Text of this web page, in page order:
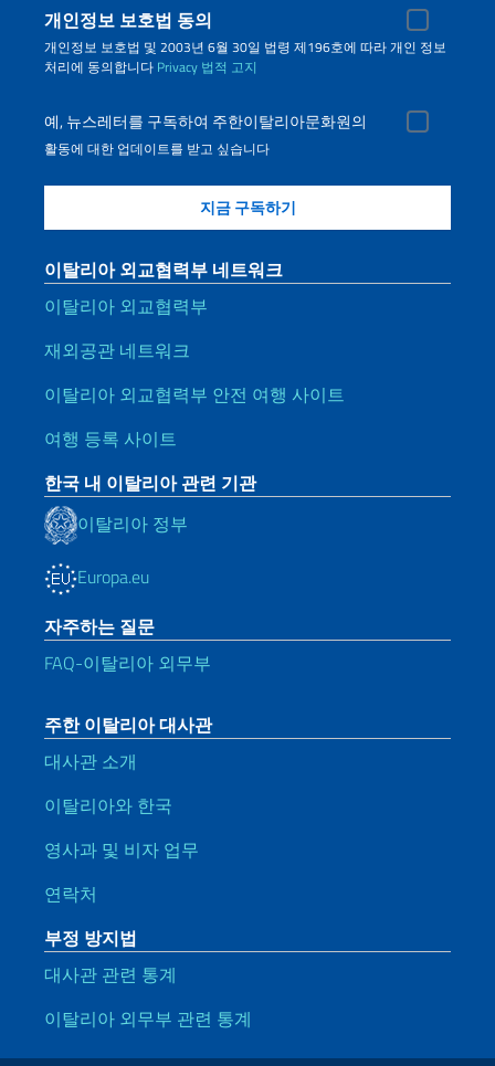
개인정보 보호법 동의
개인정보 보호법 및 2003년 6월 30일 법령 제196호에 따라 개인 정보
처리에 동의합니다 Privacy 법적 고지
예, 뉴스레터를 구독하여 주한이탈리아문화원의
활동에 대한 업데이트를 받고 싶습니다
이탈리아 외교협력부 네트워크
이탈리아 외교협력부
재외공관 네트워크
이탈리아 외교협력부 안전 여행 사이트
여행 등록 사이트
한국 내 이탈리아 관련 기관
이탈리아 정부
Europa.eu
자주하는 질문
FAQ-이탈리아 외무부
주한 이탈리아 대사관
대사관 소개
이탈리아와 한국
영사과 및 비자 업무
연락처
부정 방지법
대사관 관련 통계
이탈리아 외무부 관련 통계